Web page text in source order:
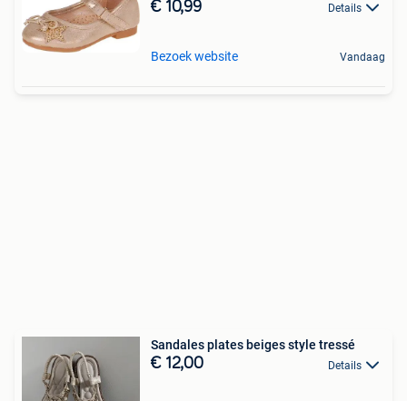
€ 10,99 Details
Bezoek website Vandaag
Sandales plates beiges style tressé
€ 12,00 Details